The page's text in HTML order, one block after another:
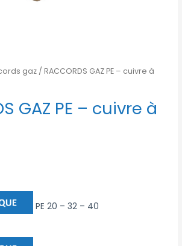
gaz / RACCORDS GAZ PE – cuivre à
GAZ PE – cuivre à
PE 20 – 32 – 40